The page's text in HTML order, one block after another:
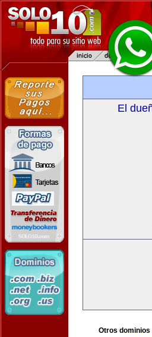
El
Otros dominios